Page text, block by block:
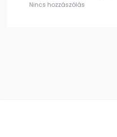
Nincs hozzászólás